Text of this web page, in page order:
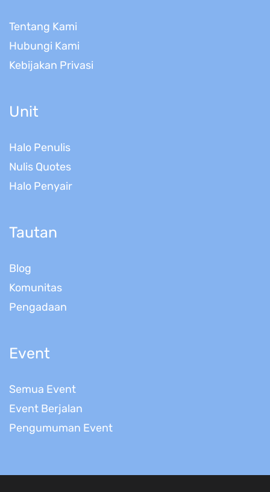
Tentang Kami
Hubungi Kami
Kebijakan Privasi
Unit
Halo Penulis
Nulis Quotes
Halo Penyair
Tautan
Blog
Komunitas
Pengadaan
Event
Semua Event
Event Berjalan
Pengumuman Event